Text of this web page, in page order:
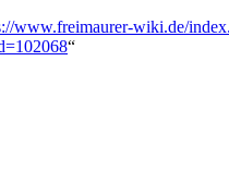
www.freimaurer-wiki.de/
“